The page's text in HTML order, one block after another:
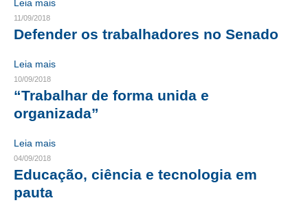
FGTS CORREÇÃO
LEI 5.194/1966 – REGULAMENTAÇÃO DA PROFISSÃO
LEI 6.496/1977 – ART
RES 1.002/2002 – CÓDIGO DE ÉTICA
HOMOLOGAÇÕES
Leia mais
11/09/2018
Defender os trabalhadores no Senado
Leia mais
10/09/2018
“Trabalhar de forma unida e
organizada”
Leia mais
04/09/2018
Educação, ciência e tecnologia em
pauta